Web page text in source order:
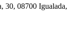
30, 08700 Igualada,